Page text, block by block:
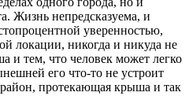
Жизнь непредсказуема, и
уверенностью,
локации, никогда и никуда не
и тем, что человек может легко
его что-то не устроит
протекающая крыша и так